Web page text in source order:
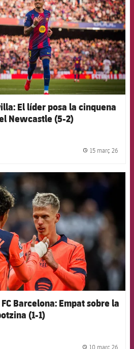
El líder posa la cinquena
Newcastle (5-2)
15 març 26
FCB Barcelona badge
Barcelona: Empat sobre la
(1-1)
10 març 26